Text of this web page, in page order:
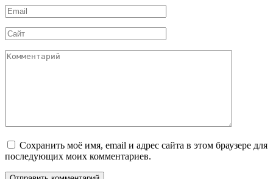
Email
*
Сайт
Комментарий
Сохранить моё имя, email и адрес сайта в этом браузере для
последующих моих комментариев.